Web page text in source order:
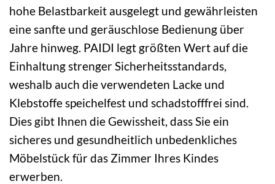
hohe Belastbarkeit ausgelegt und gewährleisten
eine sanfte und geräuschlose Bedienung über
Jahre hinweg. PAIDI legt größten Wert auf die
Einhaltung strenger Sicherheitsstandards,
weshalb auch die verwendeten Lacke und
Klebstoffe speichelfest und schadstofffrei sind.
Dies gibt Ihnen die Gewissheit, dass Sie ein
sicheres und gesundheitlich unbedenkliches
Möbelstück für das Zimmer Ihres Kindes
erwerben.